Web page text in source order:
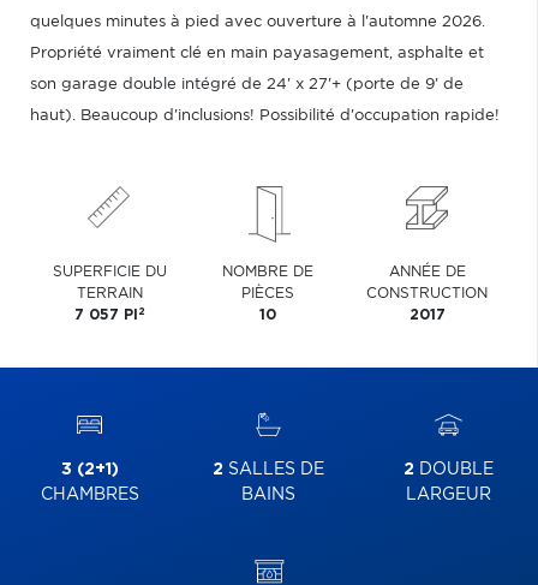
quelques minutes à pied avec ouverture à l'automne 2026.
Propriété vraiment clé en main payasagement, asphalte et
son garage double intégré de 24' x 27'+ (porte de 9' de
haut). Beaucoup d'inclusions! Possibilité d'occupation rapide!
SUPERFICIE DU
TERRAIN
7 057 PI 2
NOMBRE DE
PIÈCES
10
ANNÉE DE
CONSTRUCTION
2017
3 (2+1)
CHAMBRES
2 SALLES DE
BAINS
2DOUBLE
LARGEUR